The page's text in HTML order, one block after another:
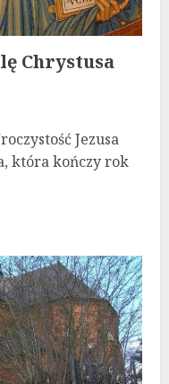
Chrystusa
Jezusa
która kończy rok